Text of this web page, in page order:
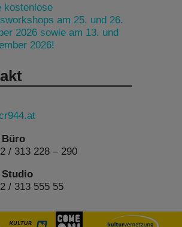
kostenlose
am 25. und 26.
2026 sowie am 13. und
2026!
Büro
/ 313 228 – 290
Studio
/ 313 555 55